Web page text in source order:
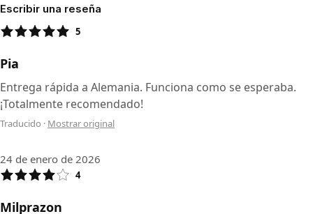
Escribir una reseña
5
Pia
Entrega rápida a Alemania. Funciona como se esperaba.
¡Totalmente recomendado!
Traducido · Mostrar original
24 de enero de 2026
4
Milprazon